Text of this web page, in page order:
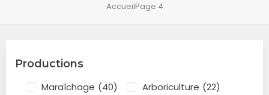
AccueilPage 4
Productions
Maraîchage (40) Arboriculture (22)